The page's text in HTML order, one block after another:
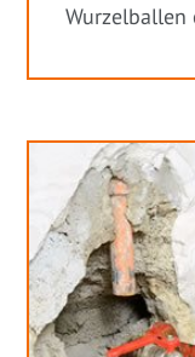
Wurzelballen